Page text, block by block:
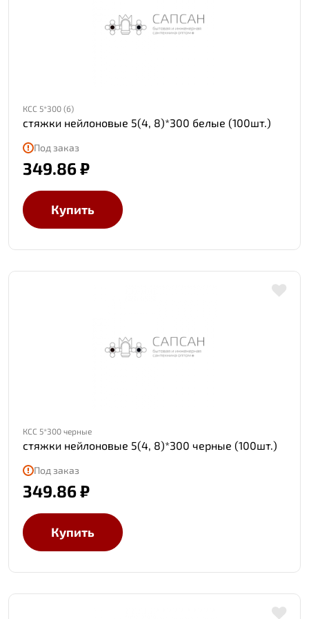
КСС 5*300 (б)
стяжки нейлоновые 5(4, 8)*300 белые (100шт.)
Под заказ
349.86 ₽
Купить
КСС 5*300 черные
стяжки нейлоновые 5(4, 8)*300 черные (100шт.)
Под заказ
349.86 ₽
Купить